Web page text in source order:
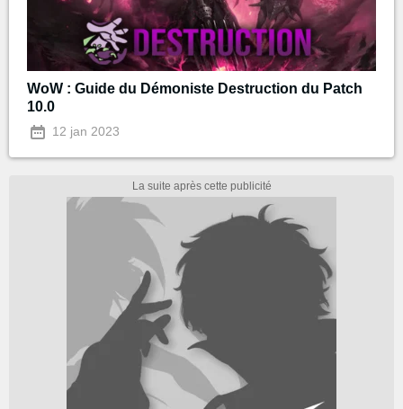
WoW : Guide du Démoniste Destruction du Patch
10.0
12 jan 2023